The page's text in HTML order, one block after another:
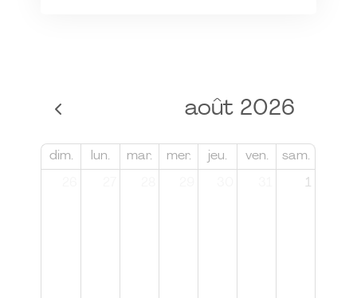
août 2026
dim. lun. mar. mer. jeu. ven. sam.
1